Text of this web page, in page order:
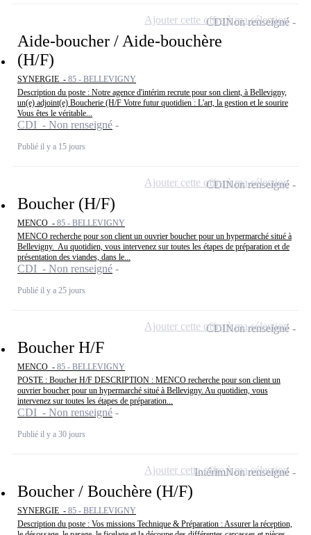
Aide-boucher / Aide-bouchère
(H/F)
SYNERGIE - 85 - BELLEVIGNY
Description du poste : Notre agence d'intérim recrute pour son client, à Bellevigny,
un(e) adjoint(e) Boucherie (H/F Votre futur quotidien : L'art, la gestion et le sourire
Vous êtes le véritable...
CDI - Non renseigné
Publié il y a 15 jours
CDINon renseigné
Ajouter cette offre à ma sélection
Boucher (H/F)
MENCO - 85 - BELLEVIGNY
MENCO recherche pour son client un ouvrier boucher pour un hypermarché situé à
Bellevigny. Au quotidien, vous intervenez sur toutes les étapes de préparation et de
présentation des viandes, dans le...
CDI - Non renseigné
Publié il y a 25 jours
CDINon renseigné
Ajouter cette offre à ma sélection
Boucher H/F
MENCO - 85 - BELLEVIGNY
POSTE : Boucher H/F DESCRIPTION : MENCO recherche pour son client un
ouvrier boucher pour un hypermarché situé à Bellevigny. Au quotidien, vous
intervenez sur toutes les étapes de préparation...
CDI - Non renseigné
Publié il y a 30 jours
CDINon renseigné
Ajouter cette offre à ma sélection
Boucher / Bouchère (H/F)
SYNERGIE - 85 - BELLEVIGNY
Description du poste : Vos missions Technique & Préparation : Assurer la réception,
IntérimNon renseigné
Ajouter cette offre à ma sélection